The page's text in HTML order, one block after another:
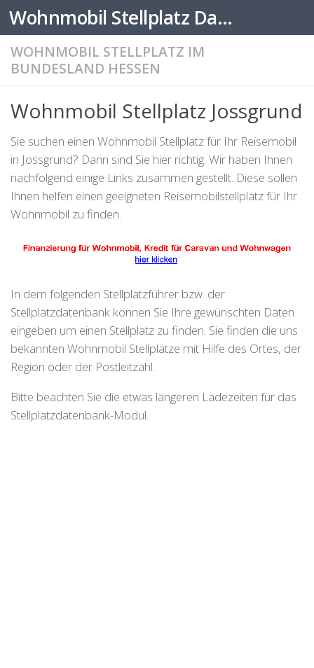
Zum Inhalt springen Wohnmobil Stellplatz Datenbank
WOHNMOBIL STELLPLATZ IM
BUNDESLAND HESSEN
Wohnmobil Stellplatz Jossgrund
Sie suchen einen Wohnmobil Stellplatz für Ihr Reisemobil
in Jossgrund? Dann sind Sie hier richtig. Wir haben Ihnen
nachfolgend einige Links zusammen gestellt. Diese sollen
Ihnen helfen einen geeigneten Reisemobilstellplatz für Ihr
Wohnmobil zu finden.
In dem folgenden Stellplatzführer bzw. der
Stellplatzdatenbank können Sie Ihre gewünschten Daten
eingeben um einen Stellplatz zu finden. Sie finden die uns
bekannten Wohnmobil Stellplätze mit Hilfe des Ortes, der
Region oder der Postleitzahl.
Bitte beachten Sie die etwas längeren Ladezeiten für das
Stellplatzdatenbank-Modul.